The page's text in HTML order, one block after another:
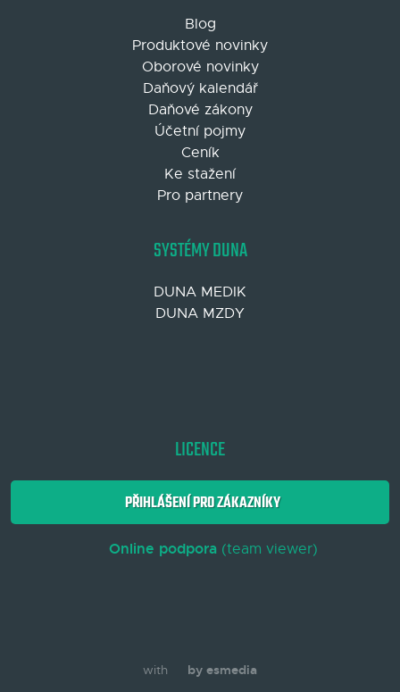
Blog
Produktové novinky
Oborové novinky
Daňový kalendář
Daňové zákony
Účetní pojmy
Ceník
Ke stažení
Pro partnery
SYSTÉMY DUNA
DUNA MEDIK
DUNA MZDY
LICENCE
PŘIHLÁŠENÍ PRO ZÁKAZNÍKY
Online podpora(team viewer)
with by esmedia